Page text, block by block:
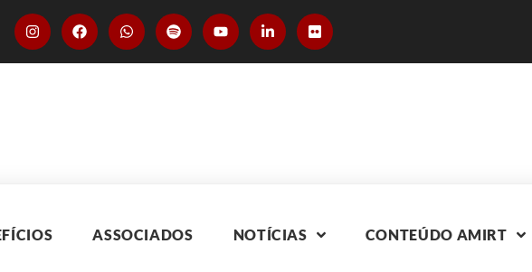
ASSOCIADOS NOTÍCIAS CONTEÚDO AMIRT